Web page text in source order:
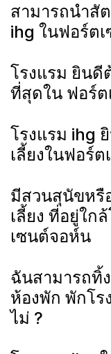
สามารถนำสัต
ihg ในฟอร์ต
โรงแรม ยินดี
ที่สุดใน ฟอร์
โรงแรม ihg
เลี้ยงในฟอร์
มีสวนสุนัขหรื
เลี้ยง ที่อยู่ใก
เซนต์จอห์น
ฉันสามารถทิ้
ห้องพัก พักโร
ไม่ ?